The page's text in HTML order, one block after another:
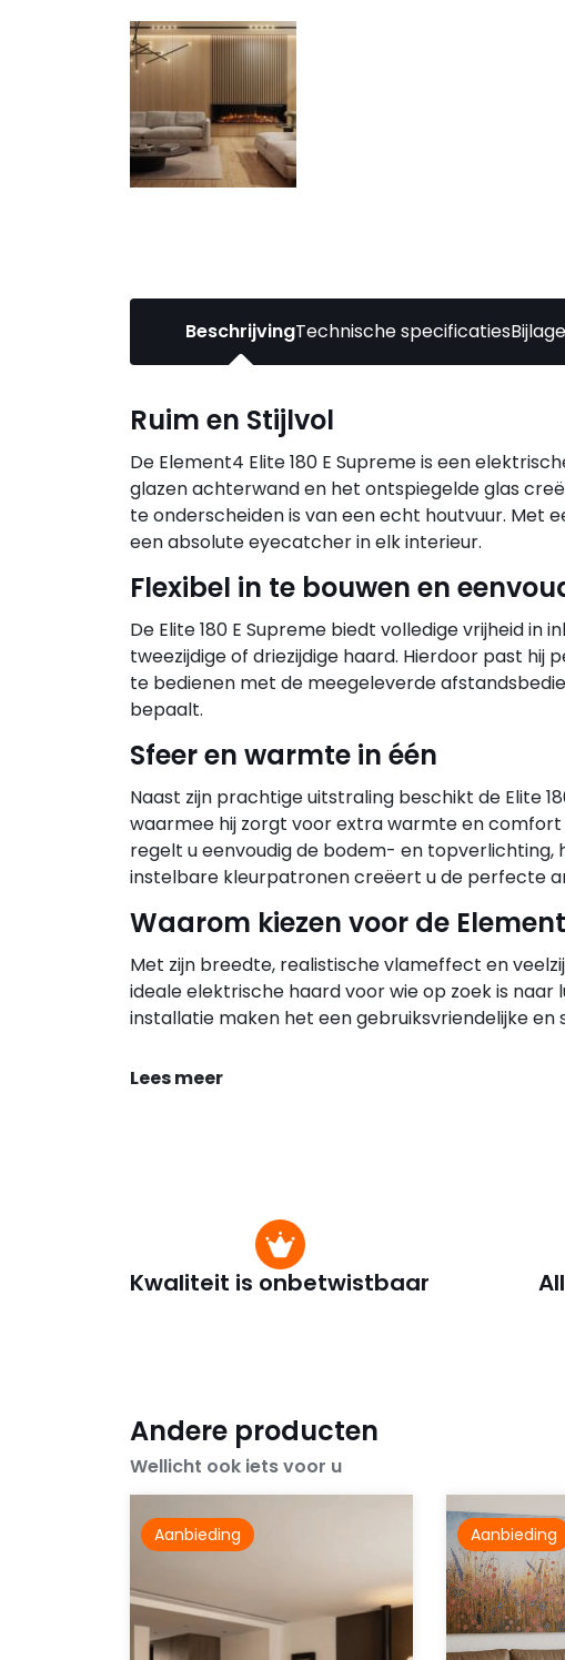
BeschrijvingTechnische specificaties
Ruim en Stijlvol
De Element4 Elite 180 E Supreme is een
glazen achterwand en het ontspiegelde glas
te onderscheiden is van een echt houtvuur. Met
een absolute eyecatcher in elk interieur.
Flexibel in te bouwen en
De Elite 180 E Supreme biedt volledige vrijheid
tweezijdige of driezijdige haard. Hierdoor past hij
te bedienen met de meegeleverde
bepaalt.
Sfeer en warmte in één
Naast zijn prachtige uitstraling beschikt de Elite
waarmee hij zorgt voor extra warmte en comfort
regelt u eenvoudig de bodem- en topverlichting,
instelbare kleurpatronen creëert u de perfecte
Waarom kiezen voor de
Met zijn breedte, realistische vlameffect en
ideale elektrische haard voor wie op zoek is
installatie maken het een gebruiksvriendelijke
Lees meer
Kwaliteit is onbetwistbaar
Andere producten
Wellicht ook iets voor u
Aanbieding Aanbieding